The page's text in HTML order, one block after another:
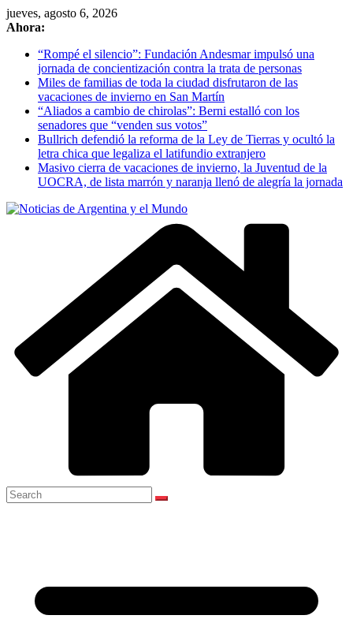
Skip
to
jueves, agosto 6, 2026
Ahora:
“Rompé el silencio”: Fundación Andesmar impulsó una
jornada de concientización contra la trata de personas
Miles de familias de toda la ciudad disfrutaron de las
vacaciones de invierno en San Martín
“Aliados a cambio de chirolas”: Berni estalló con los
senadores que “venden sus votos”
Bullrich defendió la reforma de la Ley de Tierras y ocultó la
letra chica que legaliza el latifundio extranjero
Masivo cierra de vacaciones de invierno, la Juventud de la
UOCRA, de lista marrón y naranja llenó de alegría la jornada